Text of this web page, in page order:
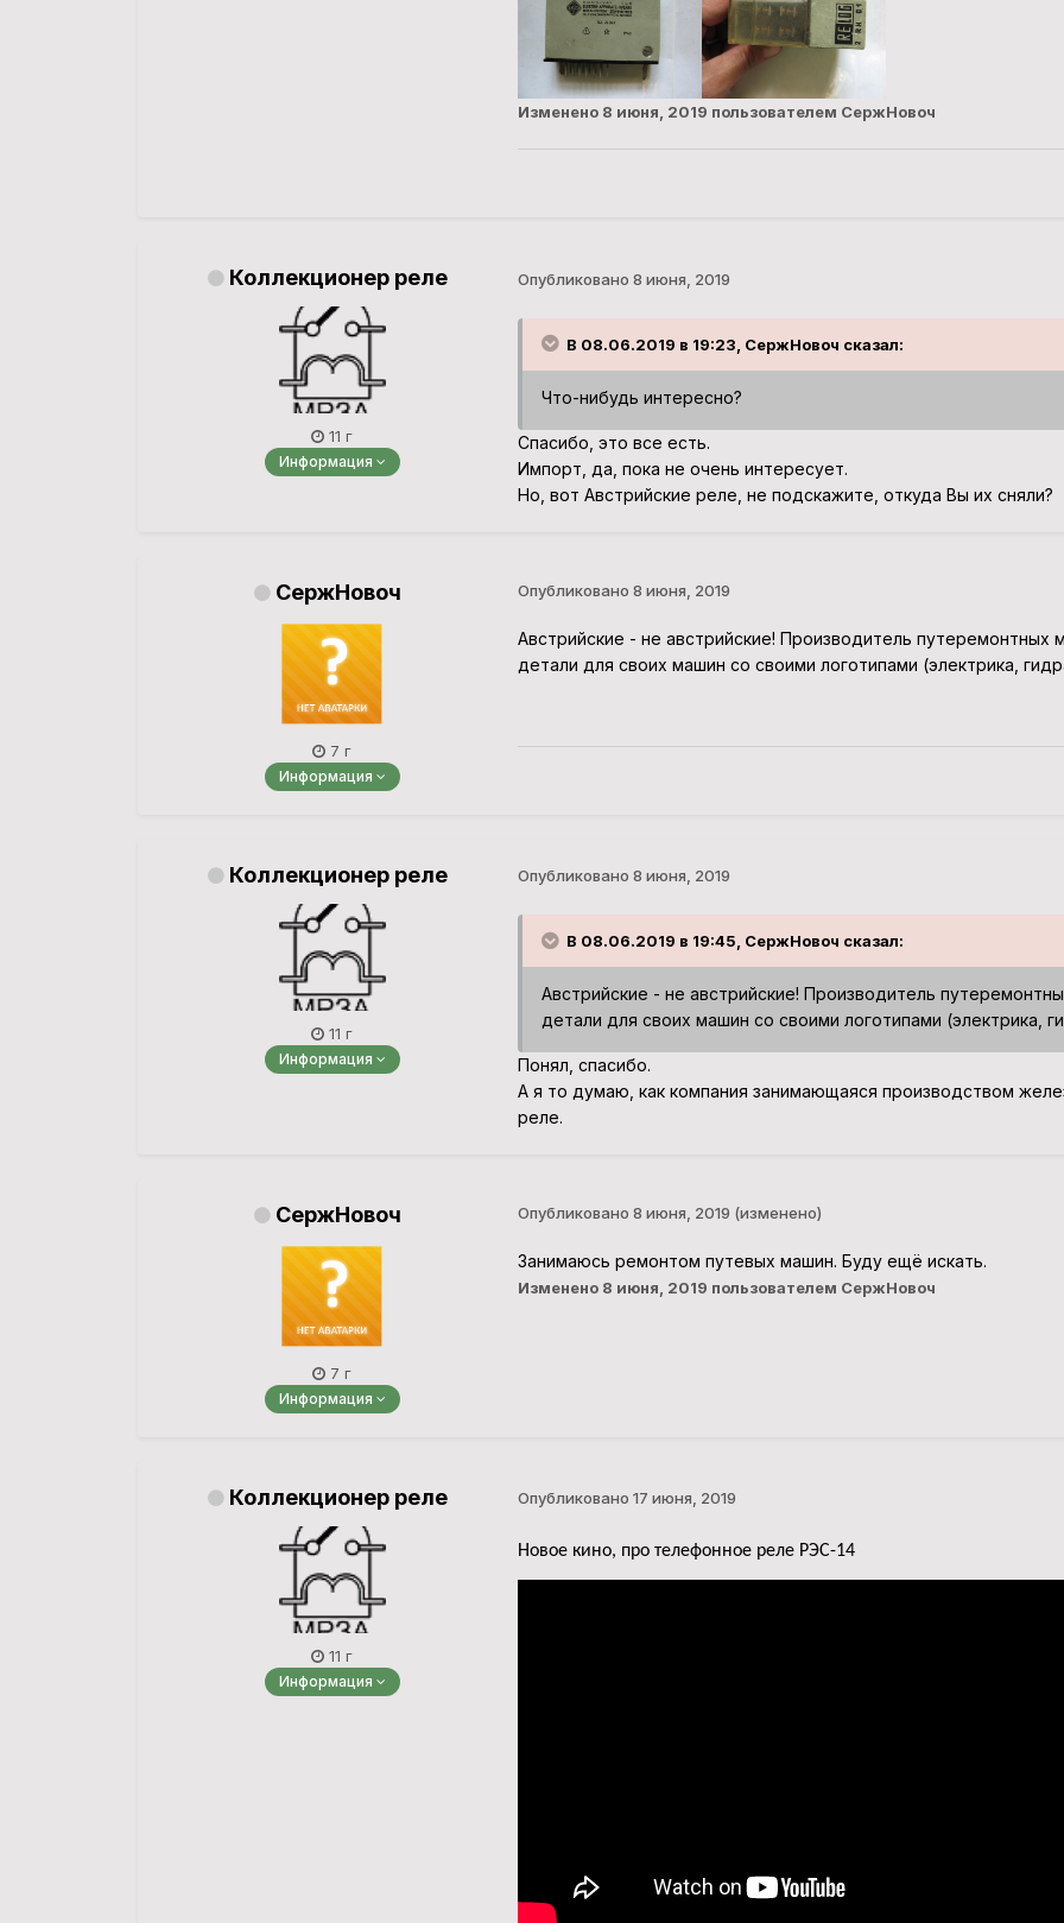
Изменено 8 июня, 2019 пользователем СержНовоч
Коллекционер реле
11 г
Информация
Опубликовано 8 июня, 2019
В 08.06.2019 в 19:23, СержНовоч сказал:
Что-нибудь интересно?
Спасибо, это все есть.
Импорт, да, пока не очень интересует.
Но, вот Австрийские реле, не подскажите, откуда Вы их сняли?
СержНовоч
7 г
Информация
Опубликовано 8 июня, 2019
Австрийские - не австрийские! Производитель путеремонтных
детали для своих машин со своими логотипами (электрика,
Коллекционер реле
11 г
Информация
Опубликовано 8 июня, 2019
В 08.06.2019 в 19:45, СержНовоч сказал:
Австрийские - не австрийские! Производитель
детали для своих машин со своими логотипами (электрика,
Понял, спасибо.
А я то думаю, как компания занимающаяся производством
реле.
СержНовоч
7 г
Информация
Опубликовано 8 июня, 2019 (изменено)
Занимаюсь ремонтом путевых машин. Буду ещё искать.
Изменено 8 июня, 2019 пользователем СержНовоч
Коллекционер реле
11 г
Информация
Опубликовано 17 июня, 2019
Новое кино, про телефонное реле РЭС-14